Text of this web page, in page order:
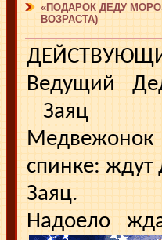
«ПОДАРОК ДЕДУ
ВОЗРАСТА)
Ведущий
Заяц
Медвежонок
спинке:
Заяц.
Надоело